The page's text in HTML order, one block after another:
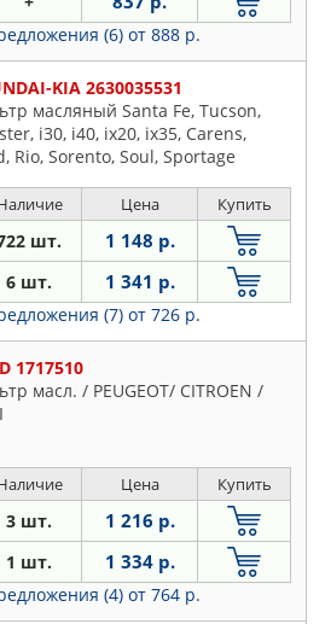
(6) от 888 р.
KIA 2630035531
масляный Santa Fe, Tucson,
i30, i40, ix20, ix35, Carens,
Rio, Sorento, Soul, Sportage
Цена Купить
шт. 1 148 р.
6 шт. 1 341 р.
(7) от 726 р.
1717510
масл. / PEUGEOT/ CITROEN /
Цена Купить
3 шт. 1 216 р.
1 шт. 1 334 р.
(4) от 764 р.